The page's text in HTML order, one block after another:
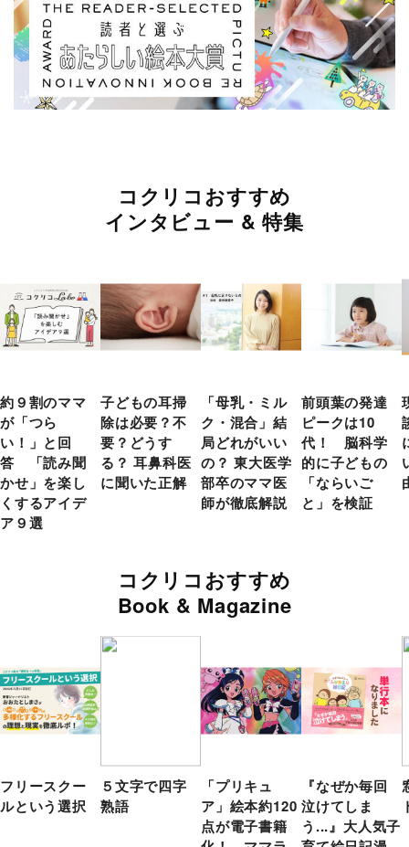
コクリコおすすめ
インタビュー & 特集
約９割のママ
が「つら
い！」と回
答 「読み聞
かせ」を楽し
くするアイデ
ア９選
子どもの耳掃
除は必要？不
要？どうす
る？ 耳鼻科医
に聞いた正解
「母乳・ミル
ク・混合」結
局どれがいい
の？ 東大医学
部卒のママ医
師が徹底解説
前頭葉の発達
ピークは10
代！ 脳科学
的に子どもの
「ならいご
と」を検証
コクリコおすすめ
Book & Magazine
フリースクー
ルという選択
５文字で四字
熟語
「プリキュ
ア」絵本約120
点が電子書籍
『なぜか毎回
泣けてしま
う...』大人気子